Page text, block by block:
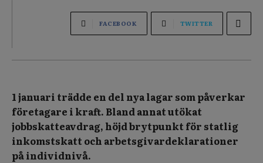
FACEBOOK TWITTER
1 januari trädde en del nya lagar som påverkar
företagare i kraft. Bland annat utökat
jobbskatteavdrag, höjd brytpunkt för statlig
inkomstskatt och arbetsgivardeklarationer
på individnivå.